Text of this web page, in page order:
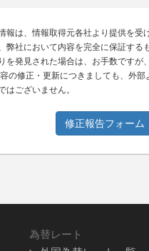
報は、情報取得元各社より提供を
弊社において内容を完全に保証する
を発見された場合は、お手数ですが
の修正・更新につきましても、外
はございません。
修正報告フォーム
為替レート